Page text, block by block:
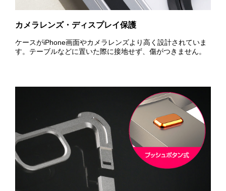
カメラレンズ・ディスプレイ保護
ケースがiPhone画面やカメラレンズより高く設計されていま
す。テーブルなどに置いた際に接地せず、傷がつきません。